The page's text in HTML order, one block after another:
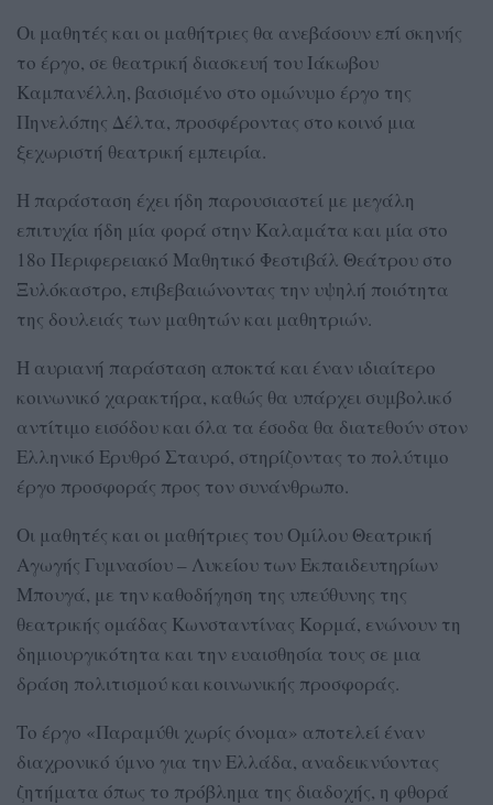
Οι μαθητές και οι μαθήτριες θα ανεβάσουν επί σκηνής
το έργο, σε θεατρική διασκευή του Ιάκωβου
Καμπανέλλη, βασισμένο στο ομώνυμο έργο της
Πηνελόπης Δέλτα, προσφέροντας στο κοινό μια
ξεχωριστή θεατρική εμπειρία.
Η παράσταση έχει ήδη παρουσιαστεί με μεγάλη
επιτυχία ήδη μία φορά στην Καλαμάτα και μία στο
18ο Περιφερειακό Μαθητικό Φεστιβάλ Θεάτρου στο
Ξυλόκαστρο, επιβεβαιώνοντας την υψηλή ποιότητα
της δουλειάς των μαθητών και μαθητριών.
Η αυριανή παράσταση αποκτά και έναν ιδιαίτερο
κοινωνικό χαρακτήρα, καθώς θα υπάρχει συμβολικό
αντίτιμο εισόδου και όλα τα έσοδα θα διατεθούν στον
Ελληνικό Ερυθρό Σταυρό, στηρίζοντας το πολύτιμο
έργο προσφοράς προς τον συνάνθρωπο.
Οι μαθητές και οι μαθήτριες του Ομίλου Θεατρική
Αγωγής Γυμνασίου – Λυκείου των Εκπαιδευτηρίων
Μπουγά, με την καθοδήγηση της υπεύθυνης της
θεατρικής ομάδας Κωνσταντίνας Κορμά, ενώνουν τη
δημιουργικότητα και την ευαισθησία τους σε μια
δράση πολιτισμού και κοινωνικής προσφοράς.
Το έργο «Παραμύθι χωρίς όνομα» αποτελεί έναν
διαχρονικό ύμνο για την Ελλάδα, αναδεικνύοντας
ζητήματα όπως το πρόβλημα της διαδοχής, η φθορά